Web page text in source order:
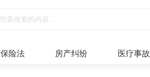
保险法 房产纠纷 医疗事故